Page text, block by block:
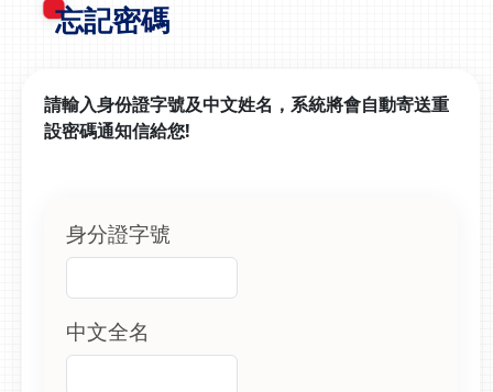
忘記密碼
請輸入身份證字號及中文姓名，系統將會自動寄送重
設密碼通知信給您!
身分證字號
中文全名